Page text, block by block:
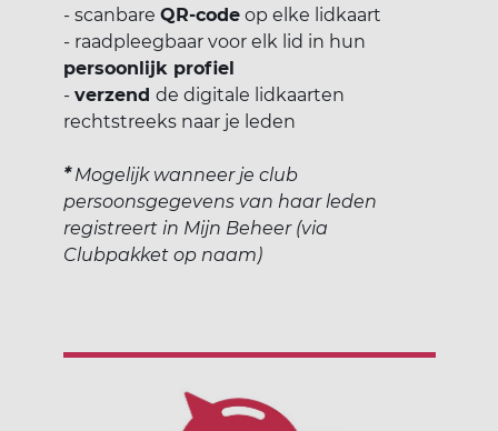
- scanbare QR-codeop elke lidkaart
- raadpleegbaar voor elk lid in hun
persoonlijk profiel
- verzend de digitale lidkaarten
rechtstreeks naar je leden
*Mogelijk wanneer je club
persoonsgegevens van haar leden
registreert in Mijn Beheer (via
Clubpakket op naam)